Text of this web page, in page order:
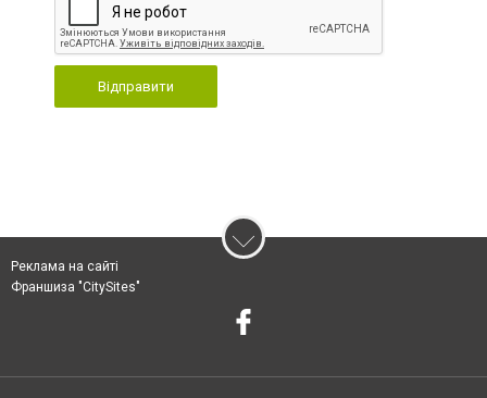
Відправити
Реклама на сайті
Франшиза "CitySites"